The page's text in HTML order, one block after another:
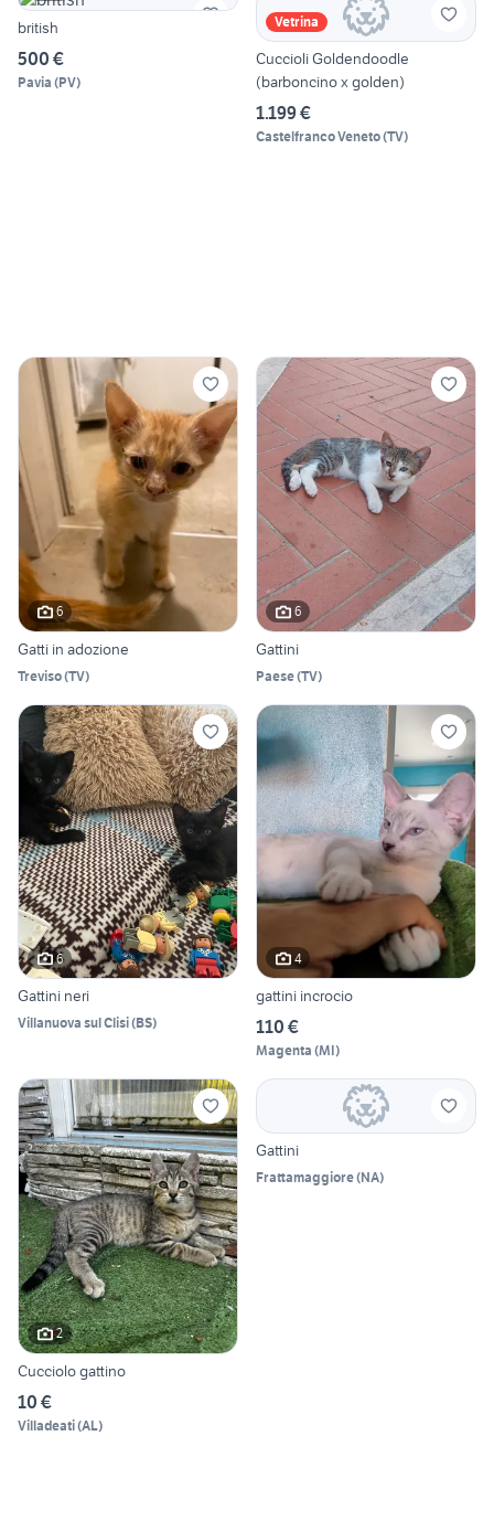
british
500 €
Pavia (PV)
Vetrina
Cuccioli Goldendoodle
(barboncino x golden)
1.199 €
Castelfranco Veneto(TV)
6
Gatti in adozione
Treviso(TV)
6
Gattini
Paese(TV)
6
Gattini neri
Villanuova sul Clisi(BS)
4
gattini incrocio
110 €
Magenta (MI)
2
Cucciolo gattino
10 €
Villadeati(AL)
Gattini
Frattamaggiore(NA)